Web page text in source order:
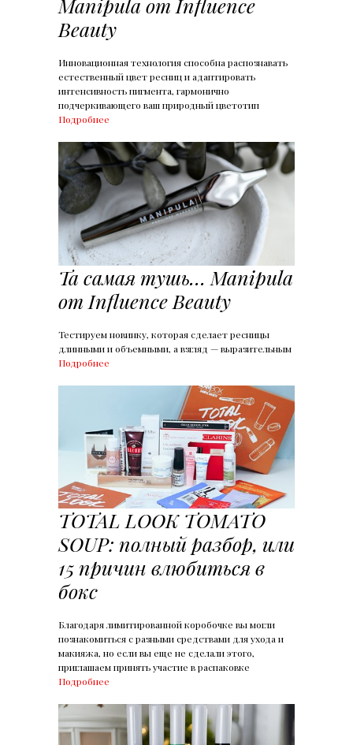
Beauty
Инновационная технология способна распознавать
естественный цвет ресниц и адаптировать
интенсивность пигмента, гармонично
подчеркивающего ваш природный цветотип
Подробнее
Та самая тушь… Manipula
от Influence Beauty
Тестируем новинку, которая сделает ресницы
длинными и объемными, а взгляд — выразительным
Подробнее
TOTAL LOOK TOMATO
SOUP: полный разбор, или
15 причин влюбиться в
бокс
Благодаря лимитированной коробочке вы могли
познакомиться с разными средствами для ухода и
макияжа, но если вы еще не сделали этого,
приглашаем принять участие в распаковке
Подробнее